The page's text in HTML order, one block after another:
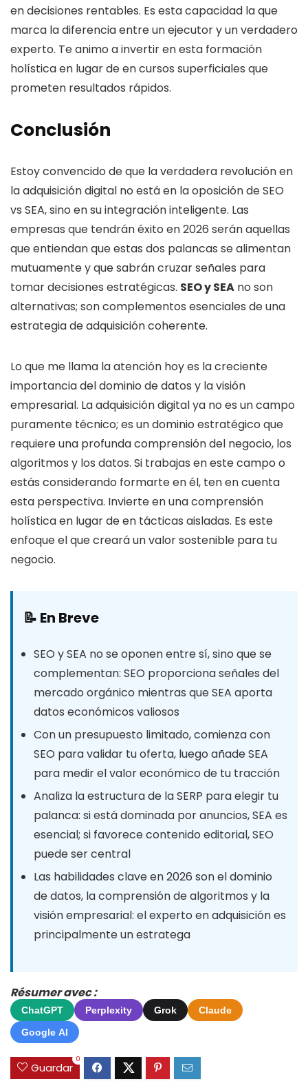
en decisiones rentables. Es esta capacidad la que
marca la diferencia entre un ejecutor y un verdadero
experto. Te animo a invertir en esta formación
holística en lugar de en cursos superficiales que
prometen resultados rápidos.
Conclusión
Estoy convencido de que la verdadera revolución en
la adquisición digital no está en la oposición de SEO
vs SEA, sino en su integración inteligente. Las
empresas que tendrán éxito en 2026 serán aquellas
que entiendan que estas dos palancas se alimentan
mutuamente y que sabrán cruzar señales para
tomar decisiones estratégicas. SEO y SEA no son
alternativas; son complementos esenciales de una
estrategia de adquisición coherente.
Lo que me llama la atención hoy es la creciente
importancia del dominio de datos y la visión
empresarial. La adquisición digital ya no es un campo
puramente técnico; es un dominio estratégico que
requiere una profunda comprensión del negocio, los
algoritmos y los datos. Si trabajas en este campo o
estás considerando formarte en él, ten en cuenta
esta perspectiva. Invierte en una comprensión
holística en lugar de en tácticas aisladas. Es este
enfoque el que creará un valor sostenible para tu
negocio.
📝 En Breve
SEO y SEA no se oponen entre sí, sino que se
complementan: SEO proporciona señales del
mercado orgánico mientras que SEA aporta
datos económicos valiosos
Con un presupuesto limitado, comienza con
SEO para validar tu oferta, luego añade SEA
para medir el valor económico de tu tracción
Analiza la estructura de la SERP para elegir tu
palanca: si está dominada por anuncios, SEA es
esencial; si favorece contenido editorial, SEO
puede ser central
Las habilidades clave en 2026 son el dominio
de datos, la comprensión de algoritmos y la
visión empresarial: el experto en adquisición es
principalmente un estratega
Résumer avec :
ChatGPT Perplexity Grok
Claude
Google AI
Guardar
0